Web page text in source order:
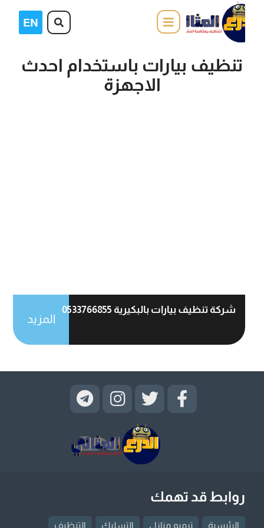
تنظيف بيارات باستخدام احدث
الاجهزة
شركة تنظيف بيارات بالبكيرية 0533766855
المزيد
روابط قد تهمك
الرئيسية ترميم منازل التسليك التنظيف